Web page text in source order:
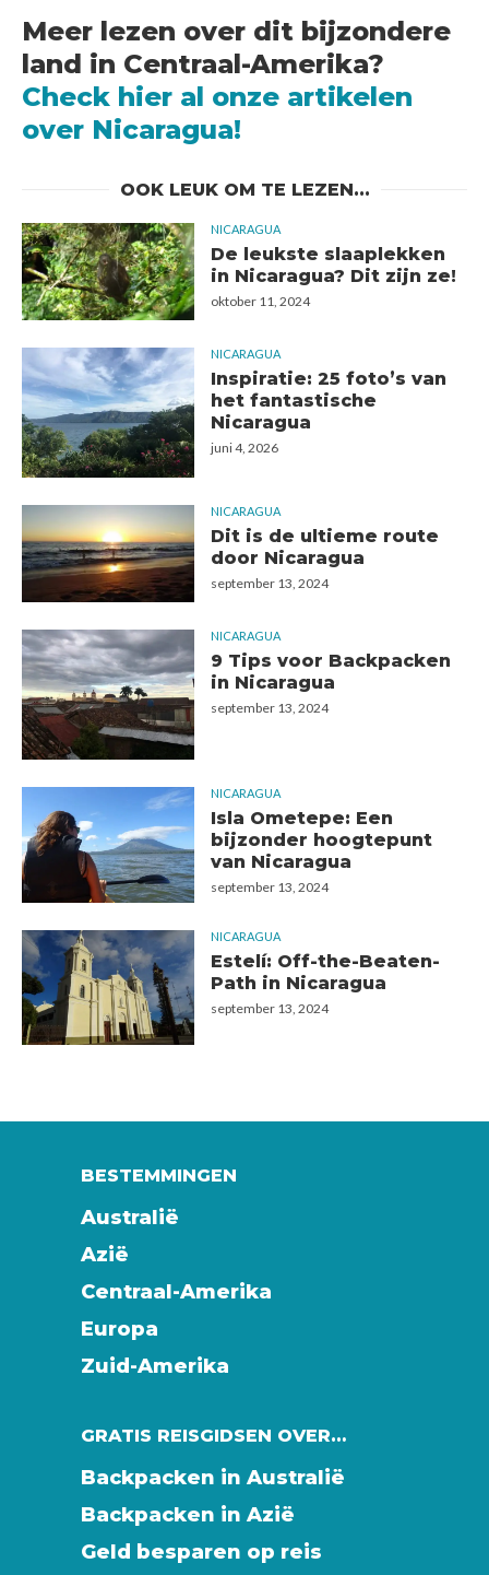
Meer lezen over dit bijzondere
land in Centraal-Amerika?
Check hier al onze artikelen
over Nicaragua!
OOK LEUK OM TE LEZEN...
NICARAGUA
De leukste slaaplekken
in Nicaragua? Dit zijn ze!
oktober 11, 2024
NICARAGUA
Inspiratie: 25 foto’s van
het fantastische
Nicaragua
juni 4, 2026
NICARAGUA
Dit is de ultieme route
door Nicaragua
september 13, 2024
NICARAGUA
9 Tips voor Backpacken
in Nicaragua
september 13, 2024
NICARAGUA
Isla Ometepe: Een
bijzonder hoogtepunt
van Nicaragua
september 13, 2024
NICARAGUA
Estelí: Off-the-Beaten-
Path in Nicaragua
september 13, 2024
BESTEMMINGEN
Australië
Azië
Centraal-Amerika
Europa
Zuid-Amerika
GRATIS REISGIDSEN OVER…
Backpacken in Australië
Backpacken in Azië
Geld besparen op reis